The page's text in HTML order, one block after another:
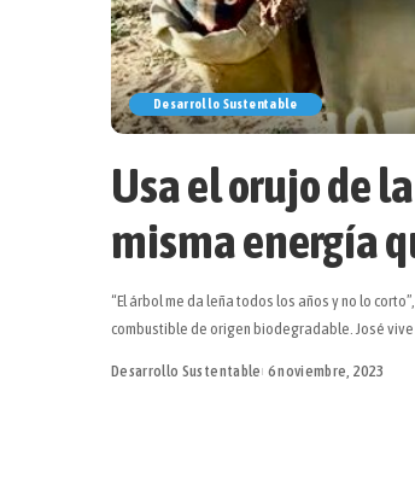
Desarrollo Sustentable
Usa el orujo de
misma energía
“El árbol me da leña todos los años y no lo
combustible de origen biodegradable. José
Desarrollo Sustentable 6 noviembre, 2023